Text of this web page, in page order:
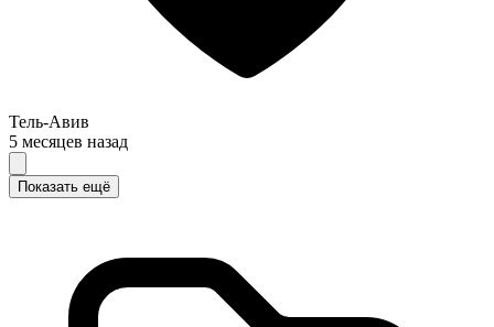
Тель-Авив
5 месяцев назад
Показать ещё